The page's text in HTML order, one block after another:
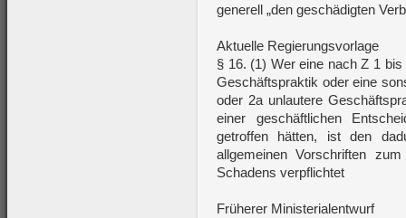
generell „den geschädigten
Aktuelle Regierungsvorlage
§ 16. (1) Wer eine nach Z 1
Geschäftspraktik oder eine
oder 2a unlautere
einer geschäftlichen
getroffen hätten, ist den
allgemeinen Vorschriften
Schadens verpflichtet
Früherer Ministerialentwurf